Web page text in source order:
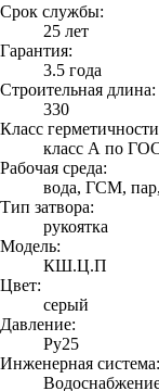
Срок службы:
25 лет
Гарантия:
3.5 года
Строительная длина:
330
Класс
класс А по
Рабочая среда:
вода, ГСМ,
Тип затвора:
рукоятка
Модель:
КШ.Ц.П
Цвет:
серый
Давление:
Ру25
Инженерная система: